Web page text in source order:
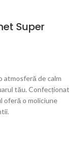
Super
atmosferă de calm
tău. Confecționat
oferă o moliciune